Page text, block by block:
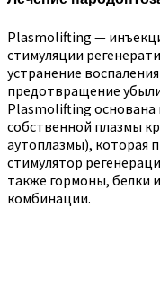
Plasmolifting —
стимуляции
устранение
предотвращение
Plasmolifting основана
собственной плазмы
аутоплазмы), которая
стимулятор
также гормоны, белки
комбинации.